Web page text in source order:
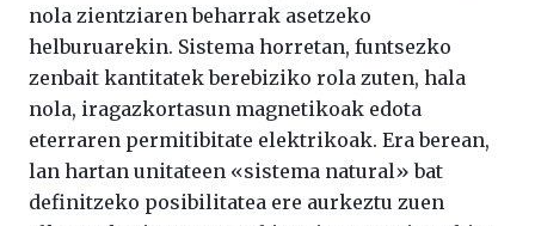
nola zientziaren beharrak asetzeko
helburuarekin. Sistema horretan, funtsezko
zenbait kantitatek berebiziko rola zuten, hala
nola, iragazkortasun magnetikoak edota
eterraren permitibitate elektrikoak. Era berean,
lan hartan unitateen «sistema natural» bat
definitzeko posibilitatea ere aurkeztu zuen